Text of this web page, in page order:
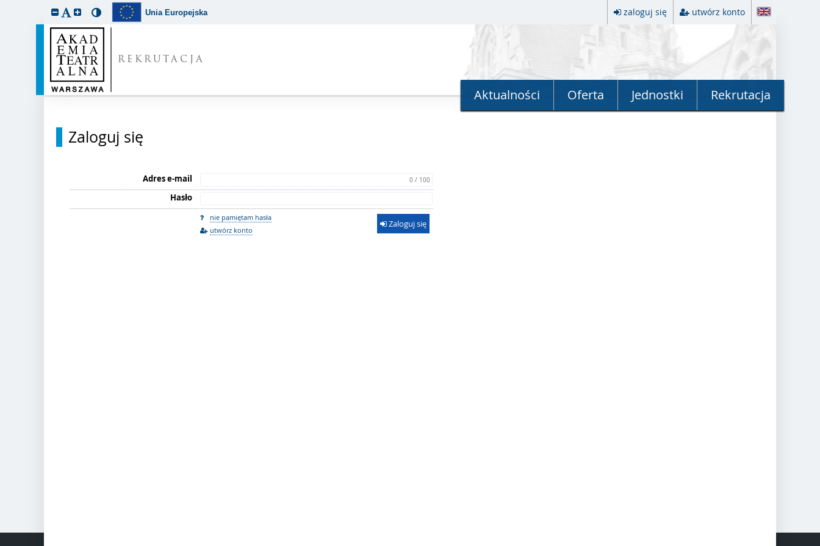
Unia Europejska zaloguj się utwórz konto
REKRUTACJA
Aktualności Oferta Jednostki Rekrutacja
Zaloguj się
Adres e-mail 0 / 100
Hasło
nie pamiętam hasła
utwórz konto
Zaloguj się